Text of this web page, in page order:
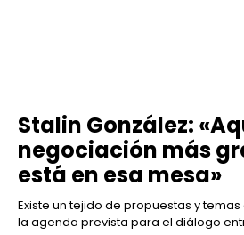
Stalin González:
negociación más
está en esa mesa»
Existe un tejido de propuestas y
la agenda prevista para el diálogo